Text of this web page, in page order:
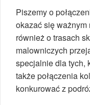
Piszemy o
okazać się
również o trasach
malowniczych
specjalnie dla tych,
także połączenia
konkurować z